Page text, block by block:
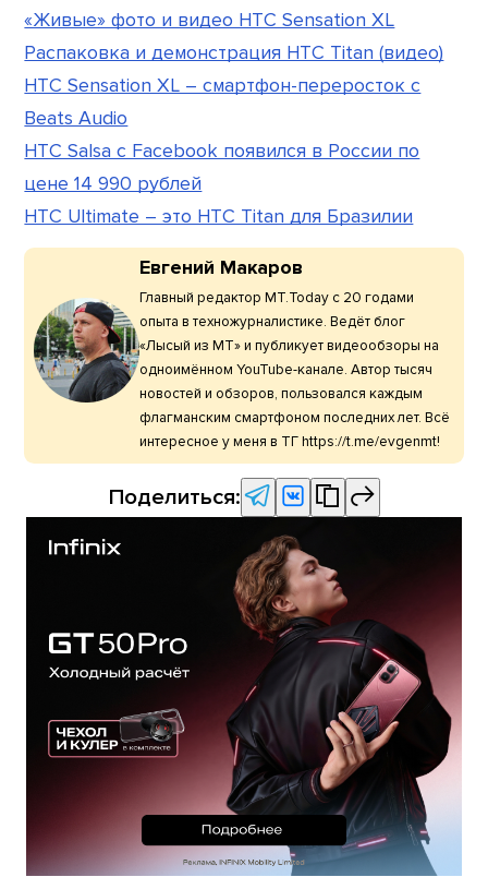
«Живые» фото и видео HTC Sensation XL
Распаковка и демонстрация HTC Titan (видео)
HTC Sensation XL – смартфон-переросток с
Beats Audio
HTC Salsa с Facebook появился в России по
цене 14 990 рублей
HTC Ultimate – это HTC Titan для Бразилии
Евгений Макаров
Главный редактор МТ.Today с 20 годами
опыта в техножурналистике. Ведёт блог
«Лысый из МТ» и публикует видеообзоры на
одноимённом YouTube-канале. Автор тысяч
новостей и обзоров, пользовался каждым
флагманским смартфоном последних лет. Всё
интересное у меня в ТГ https://t.me/evgenmt!
Поделиться: